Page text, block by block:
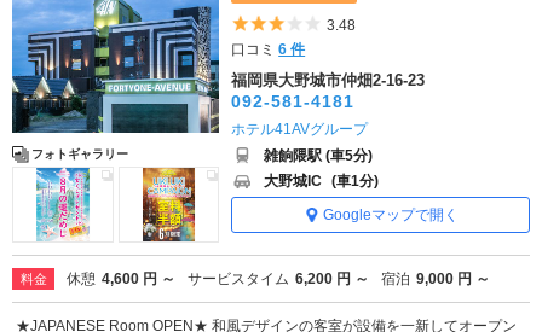
フォトギャラリー
5つ星のうち3
3.48
口コミ6 件
福岡県大野城市仲畑2-16-23
092-581-4181
ホテル41AVグループ
雑餉隈駅 (車5分)
大野城IC (車1分)
Googleマップで開く
料金 休憩 4,600 円 ～ サービスタイム 6,200 円 ～ 宿泊 9,000 円 ～
★JAPANESE Room OPEN★ 和風デザインの客室が設備を一新してオープン